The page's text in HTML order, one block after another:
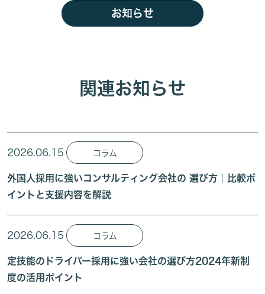
お知らせ
関連お知らせ
2026.06.15 コラム
外国人採用に強いコンサルティング会社の 選び方｜比較ポ
イントと支援内容を解説
2026.06.15 コラム
定技能のドライバー採用に強い会社の選び方2024年新制
度の活用ポイント